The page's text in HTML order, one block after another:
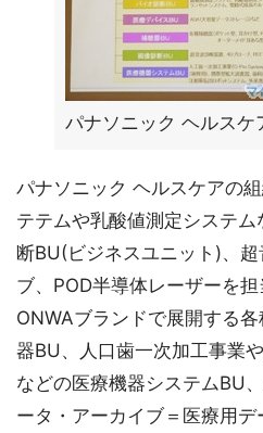
パナソニック ヘルスケ
パナソニック ヘルスケアの
テテムや乳酸値測定システ
断BU(ビジネスユニット)、
ブ、POD半導体レーザーを担
ONWAブランドで展開する
器BU、人口歯一次加工事業
などの医療機器システムBU
ータ・アーカイブ＝医療用